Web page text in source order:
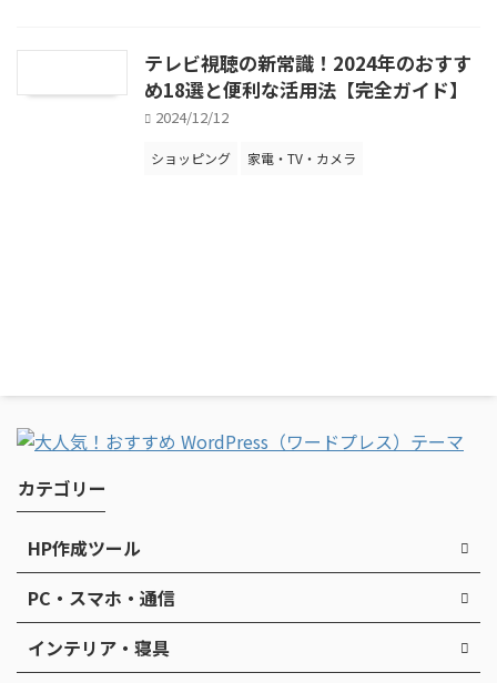
テレビ視聴の新常識！2024年のおすす
め18選と便利な活用法【完全ガイド】
2024/12/12
ショッピング 家電・TV・カメラ
カテゴリー
HP作成ツール
PC・スマホ・通信
インテリア・寝具